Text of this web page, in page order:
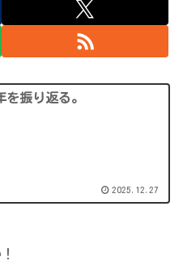
を振り返る。
2025.12.27